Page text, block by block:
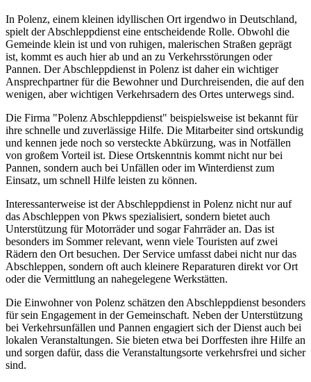
In Polenz, einem kleinen idyllischen Ort irgendwo in Deutschland,
spielt der Abschleppdienst eine entscheidende Rolle. Obwohl die
Gemeinde klein ist und von ruhigen, malerischen Straßen geprägt
ist, kommt es auch hier ab und an zu Verkehrsstörungen oder
Pannen. Der Abschleppdienst in Polenz ist daher ein wichtiger
Ansprechpartner für die Bewohner und Durchreisenden, die auf den
wenigen, aber wichtigen Verkehrsadern des Ortes unterwegs sind.
Die Firma "Polenz Abschleppdienst" beispielsweise ist bekannt für
ihre schnelle und zuverlässige Hilfe. Die Mitarbeiter sind ortskundig
und kennen jede noch so versteckte Abkürzung, was in Notfällen
von großem Vorteil ist. Diese Ortskenntnis kommt nicht nur bei
Pannen, sondern auch bei Unfällen oder im Winterdienst zum
Einsatz, um schnell Hilfe leisten zu können.
Interessanterweise ist der Abschleppdienst in Polenz nicht nur auf
das Abschleppen von Pkws spezialisiert, sondern bietet auch
Unterstützung für Motorräder und sogar Fahrräder an. Das ist
besonders im Sommer relevant, wenn viele Touristen auf zwei
Rädern den Ort besuchen. Der Service umfasst dabei nicht nur das
Abschleppen, sondern oft auch kleinere Reparaturen direkt vor Ort
oder die Vermittlung an nahegelegene Werkstätten.
Die Einwohner von Polenz schätzen den Abschleppdienst besonders
für sein Engagement in der Gemeinschaft. Neben der Unterstützung
bei Verkehrsunfällen und Pannen engagiert sich der Dienst auch bei
lokalen Veranstaltungen. Sie bieten etwa bei Dorffesten ihre Hilfe an
und sorgen dafür, dass die Veranstaltungsorte verkehrsfrei und sicher
sind.